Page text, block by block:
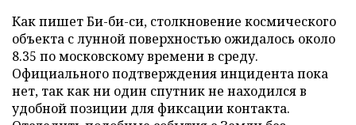
Как пишет Би-би-си, столкновение космического
объекта с лунной поверхностью ожидалось около
8.35 по московскому времени в среду.
Официального подтверждения инцидента пока
нет, так как ни один спутник не находился в
удобной позиции для фиксации контакта.